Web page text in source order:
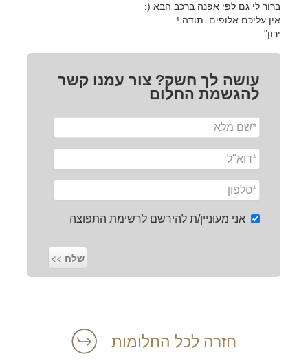
ברור לי גם לפי אפנה ברכב הבא (:
אין עליכם אלופים..תודה !
ירון"
עושה לך חשק? צור עמנו קשר
להגשמת החלום
אני מעוניין/ת להירשם לרשימת התפוצה
חזרה לכל החלומות